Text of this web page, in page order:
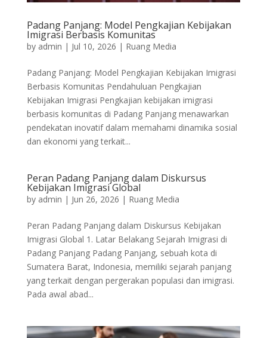
Padang Panjang: Model Pengkajian Kebijakan
Imigrasi Berbasis Komunitas
by admin | Jul 10, 2026 | Ruang Media
Padang Panjang: Model Pengkajian Kebijakan Imigrasi
Berbasis Komunitas Pendahuluan Pengkajian
Kebijakan Imigrasi Pengkajian kebijakan imigrasi
berbasis komunitas di Padang Panjang menawarkan
pendekatan inovatif dalam memahami dinamika sosial
dan ekonomi yang terkait...
Peran Padang Panjang dalam Diskursus
Kebijakan Imigrasi Global
by admin | Jun 26, 2026 | Ruang Media
Peran Padang Panjang dalam Diskursus Kebijakan
Imigrasi Global 1. Latar Belakang Sejarah Imigrasi di
Padang Panjang Padang Panjang, sebuah kota di
Sumatera Barat, Indonesia, memiliki sejarah panjang
yang terkait dengan pergerakan populasi dan imigrasi.
Pada awal abad...